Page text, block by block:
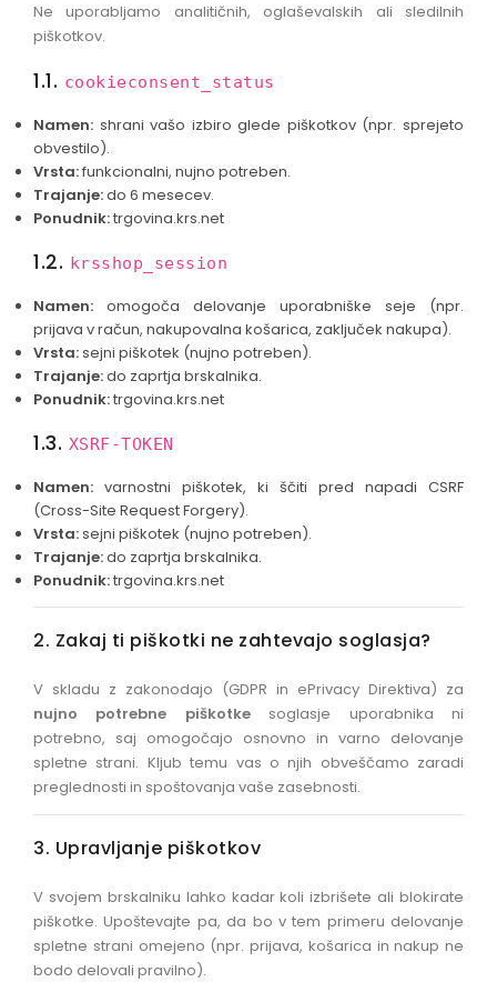
Ne uporabljamo analitičnih, oglaševalskih ali sledilnih
piškotkov.
1.1. cookieconsent_status
Namen: shrani vašo izbiro glede piškotkov (npr. sprejeto
obvestilo).
Vrsta:funkcionalni, nujno potreben.
Trajanje:do 6 mesecev.
Ponudnik:trgovina.krs.net
1.2. krsshop_session
Namen: omogoča delovanje uporabniške seje (npr.
prijava v račun, nakupovalna košarica, zaključek nakupa).
Vrsta:sejni piškotek (nujno potreben).
Trajanje:do zaprtja brskalnika.
Ponudnik:trgovina.krs.net
1.3. XSRF-TOKEN
Namen: varnostni piškotek, ki ščiti pred napadi CSRF
(Cross-Site Request Forgery).
Vrsta:sejni piškotek (nujno potreben).
Trajanje:do zaprtja brskalnika.
Ponudnik:trgovina.krs.net
2. Zakaj ti piškotki ne zahtevajo soglasja?
V skladu z zakonodajo (GDPR in ePrivacy Direktiva) za
nujno potrebne piškotkesoglasje uporabnika ni
potrebno, saj omogočajo osnovno in varno delovanje
spletne strani. Kljub temu vas o njih obveščamo zaradi
preglednosti in spoštovanja vaše zasebnosti.
3. Upravljanje piškotkov
V svojem brskalniku lahko kadar koli izbrišete ali blokirate
piškotke. Upoštevajte pa, da bo v tem primeru delovanje
spletne strani omejeno (npr. prijava, košarica in nakup ne
bodo delovali pravilno).